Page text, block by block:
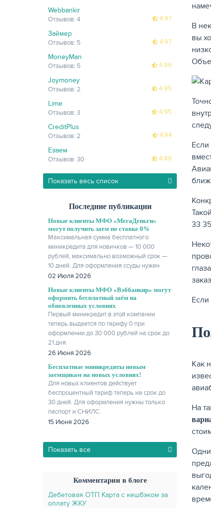
Webbankir
4.97
Отзывов: 4
Займер
4.97
Отзывов: 5
MoneyMan
4.96
Отзывов: 5
Joymoney
4.95
Отзывов: 2
Lime
4.95
Отзывов: 3
CreditPlus
4.94
Отзывов: 2
Езаем
4.88
Отзывов: 30
Показать весь список
Последние публикации
Новые клиенты МФО «МегаДеньги»
могут получить заем по ставке 0%
Максимальная сумма бесплатного
миникредита для новичков — 10 000
рублей, максимально возможный срок —
10 дней. Для оформления ссуды нужен
только паспорт.
02 Июля 2026
Новые клиенты МФО «Вэббанкир» могут
оформить бесплатный заём на
обновленных условиях
Первый миникредит в этой компании
теперь выдается по тарифу 0 при
оформлении до 30 000 рублей на срок до
21 дня.
26 Июня 2026
Бесплатные миникредиты новым
заемщикам на новых условиях!
Для новых клиентов действует
беспроцентный тариф теперь на срок до
30 дней. Для оформления нужны только
паспорт и СНИЛС.
15 Июня 2026
Показать все
Комментарии в блоге
Дебетовая ОТП Карта с кешбэком за
оплату ЖКУ
В
вы
Если
33
Как
На
Одни